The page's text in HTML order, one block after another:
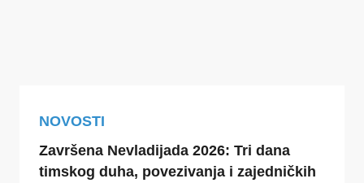
NOVOSTI
Završena Nevladijada 2026: Tri dana
timskog duha, povezivanja i zajedničkih